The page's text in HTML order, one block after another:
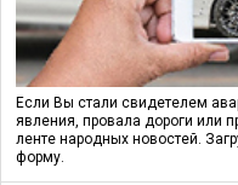
Если Вы стали свидетелем
явления, провала дороги или
ленте народных новостей.
форму.